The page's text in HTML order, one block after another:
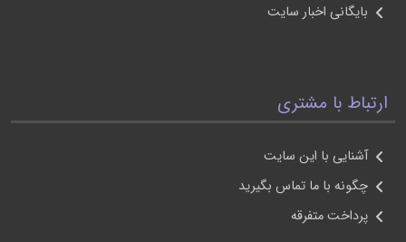
بايگانی اخبار سايت
ارتباط با مشتری
آشنايی با اين سايت
چگونه با ما تماس بگيريد
پرداخت متفرقه